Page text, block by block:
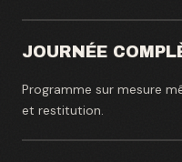
JOURNÉE
Programme sur mesure
et restitution.